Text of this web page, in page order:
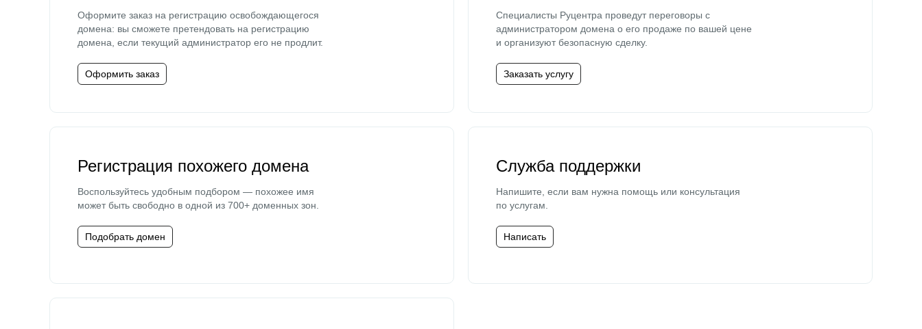
Оформите заказ на регистрацию освобождающегося
домена: вы сможете претендовать на регистрацию
домена, если текущий администратор его не продлит.
Оформить заказ
Специалисты Руцентра проведут переговоры с
администратором домена о его продаже по вашей цене
и организуют безопасную сделку.
Заказать услугу
Регистрация похожего домена
Воспользуйтесь удобным подбором — похожее имя
может быть свободно в одной из 700+ доменных зон.
Подобрать домен
Служба поддержки
Напишите, если вам нужна помощь или консультация
по услугам.
Написать